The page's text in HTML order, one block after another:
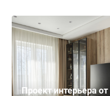
Проект интерьера от